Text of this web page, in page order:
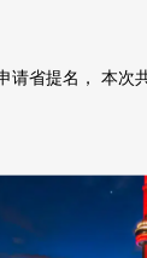
请省提名， 本次